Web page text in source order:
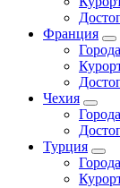
Франция
Чехия
Турция